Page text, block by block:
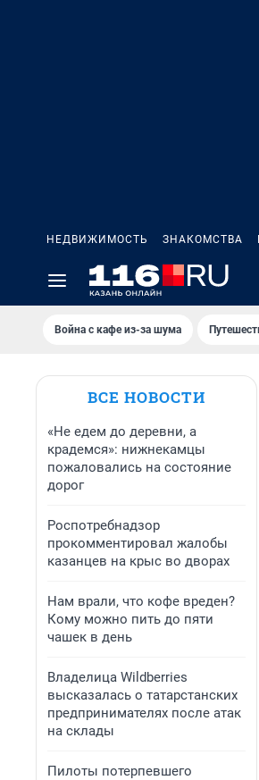
НЕДВИЖИМОСТЬ ЗНАКОМСТВА
Война с кафе из-за шума
ВСЕ НОВОСТИ
«Не едем до деревни, а
крадемся»: нижнекамцы
пожаловались на состояние
дорог
Роспотребнадзор
прокомментировал жалобы
казанцев на крыс во дворах
Нам врали, что кофе вреден?
Кому можно пить до пяти
чашек в день
Владелица Wildberries
высказалась о татарстанских
предпринимателях после атак
на склады
Пилоты потерпевшего